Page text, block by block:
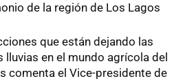
de la región de Los Lagos
que están dejando las
lluvias en el mundo agrícola del
comenta el Vice-presidente de